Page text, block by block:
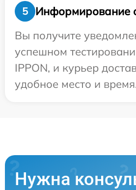
5
Информирование
Вы получите
успешном
IPPON, и курьер
удобное место и
Нужна